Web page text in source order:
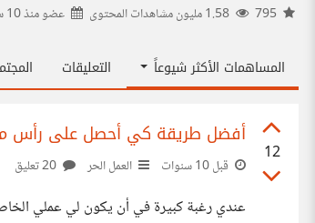
عضو منذ10 سنوات
المساهمات الأكثر شيوعاً التعليقات
12
أفضل طريقة كي أحصل على رأس
قبل 10 سنوات العمل الحر
عندي رغبة كبيرة في أن يكون لي عملي